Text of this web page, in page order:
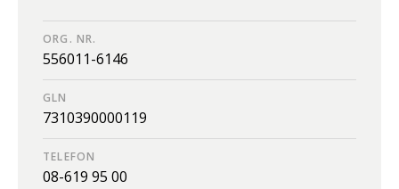
ORG. NR.
556011-6146
GLN
7310390000119
TELEFON
08-619 95 00